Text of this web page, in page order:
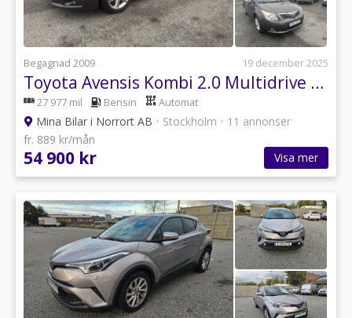
Begagnad 2009 19 december 2025
Toyota Avensis Kombi 2.0 Multidrive S Business Euro 4
27 977 mil Bensin Automat
Mina Bilar i Norrort AB • Stockholm • 11 annonser
fr. 889 kr/mån
54 900 kr Visa mer